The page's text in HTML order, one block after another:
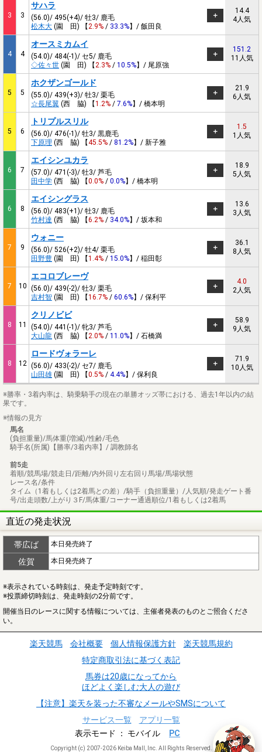
3 3
サハラ
(56.0)/ 495(+4)/ 牡3/ 鹿毛
松木大 (園 田) 【2.9% / 33.3%】/ 飯田良
14.4
4人気
4 4
オースミカムイ
(54.0)/ 484(-1)/ セ5/ 鹿毛
◇佐々世 (園 田) 【2.3% / 10.5%】/ 尾原強
151.2
11人気
5 5
ホクザンゴールド
(55.0)/ 439(+3)/ 牡3/ 栗毛
☆長尾翼 (西 脇) 【1.2% / 7.6%】/ 橋本明
21.9
6人気
5 6
トリプルスリル
(56.0)/ 476(-1)/ 牡3/ 黒鹿毛
下原理 (西 脇) 【45.5% / 81.2%】/ 新子雅
1.5
1人気
6 7
エイシンユカラ
(57.0)/ 471(-3)/ 牡3/ 芦毛
田中学 (西 脇) 【0.0% / 0.0%】/ 橋本明
18.9
5人気
6 8
エイシングラス
(56.0)/ 483(+1)/ 牡3/ 鹿毛
竹村達 (西 脇) 【6.2% / 34.0%】/ 坂本和
13.6
3人気
7 9
ウォニー
(56.0)/ 526(+2)/ 牡4/ 栗毛
田野豊 (園 田) 【1.4% / 15.0%】/ 稲田彰
36.1
8人気
7 10
エコロブレーヴ
(56.0)/ 439(-2)/ 牡3/ 栗毛
吉村智 (園 田) 【16.7% / 60.6%】/ 保利平
4.0
2人気
8 11
クリノビビ
(54.0)/ 441(-1)/ 牝3/ 芦毛
大山龍 (西 脇) 【2.0% / 11.0%】/ 石橋満
58.9
9人気
8 12
ロードヴォラーレ
(56.0)/ 433(-2)/ セ7/ 鹿毛
山田雄 (園 田) 【0.5% / 4.4%】/ 保利良
71.9
10人気
※勝率・3着内率は、騎乗騎手の現在の単勝オッズ帯における、過去1年以内の結
果です。
※情報の見方
馬名
(負担重量)/馬体重(増減)/性齢/毛色
騎手名(所属)【勝率/3着内率】/ 調教師名
前5走
着順/競馬場/競走日/距離/内外回り左右回り馬場/馬場状態
レース名/条件
タイム（1着もしくは2着馬との差）/騎手（負担重量）/人気順/発走ゲート番
号/出走頭数/上がり３F/馬体重/コーナー通過順位/1着もしくは2着馬
直近の発走状況
帯広ば 本日発売終了
佐賀 本日発売終了
※表示されている時刻は、発走予定時刻です。
※投票締切時刻は、発走時刻の2分前です。
開催当日のレースに関する情報については、主催者発表のものとご照合くださ
い。
楽天競馬 会社概要 個人情報保護方針
楽天競馬規約
特定商取引法に基づく表記
馬券は20歳になってから
ほどよく楽しむ大人の遊び
【注意】楽天を装った不審なメールやSMSについて
サービス一覧
アプリ一覧
表示モード
モバイル PC
Copyright (c) 2007-2026 Keiba Mall, Inc. All Rights Reserved.